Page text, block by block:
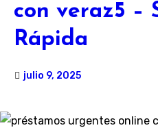
con veraz5 –
Rápida
julio 9, 2025